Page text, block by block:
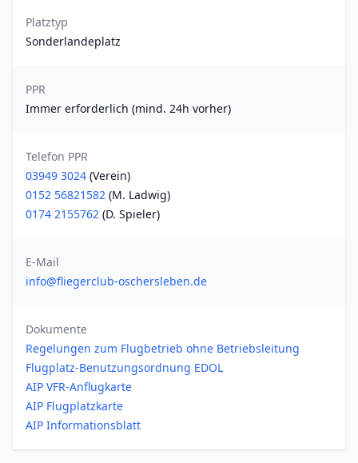
Platztyp
Sonderlandeplatz
PPR
Immer erforderlich (mind. 24h vorher)
Telefon PPR
03949 3024 (Verein)
0152 56821582 (M. Ladwig)
0174 2155762 (D. Spieler)
E-Mail
info@fliegerclub-oschersleben.de
Dokumente
Regelungen zum Flugbetrieb ohne Betriebsleitung
Flugplatz-Benutzungsordnung EDOL
AIP VFR-Anflugkarte
AIP Flugplatzkarte
AIP Informationsblatt